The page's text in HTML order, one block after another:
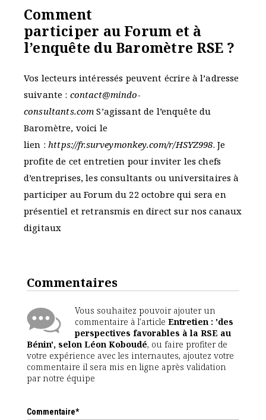
Comment
participer au Forum et à
l’enquête du Baromètre RSE ?
Vos lecteurs intéressés peuvent écrire à l’adresse
suivante : contact@mindo-
consultants.com S’agissant de l’enquête du
Baromètre, voici le
lien :https://fr.surveymonkey.com/r/HSYZ998. Je
profite de cet entretien pour inviter les chefs
d’entreprises, les consultants ou universitaires à
participer au Forum du 22 octobre qui sera en
présentiel et retransmis en direct sur nos canaux
digitaux
Commentaires
Vous souhaitez pouvoir ajouter un
commentaire à l'article Entretien : 'des
perspectives favorables à la RSE au
Bénin', selon Léon Koboudé, ou faire profiter de
votre expérience avec les internautes, ajoutez votre
commentaire il sera mis en ligne après validation
par notre équipe
Commentaire*